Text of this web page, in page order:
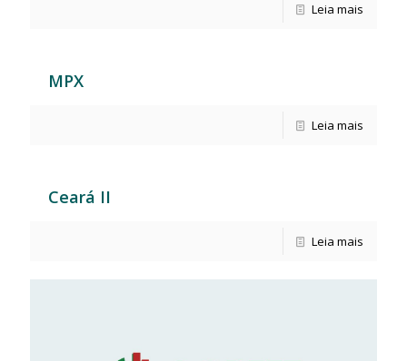
Leia mais
MPX
Leia mais
Ceará II
Leia mais